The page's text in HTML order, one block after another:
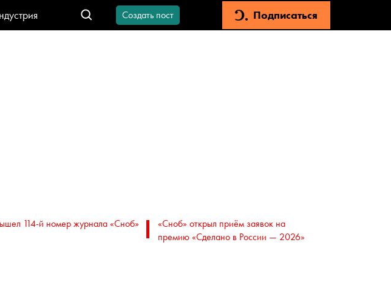
Создать пост Подписаться
114-й номер журнала «Сноб»
«Сноб» открыл приём заявок на
премию «Сделано в России — 2026»